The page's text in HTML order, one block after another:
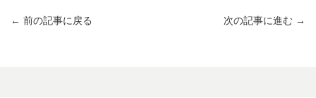
← 前の記事に戻る 次の記事に進む →